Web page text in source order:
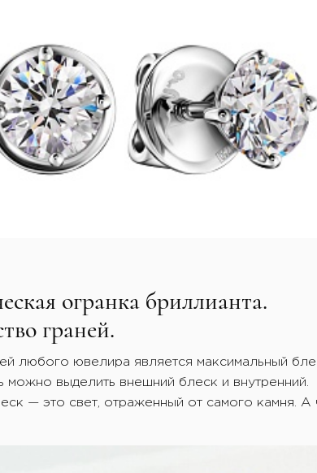
огранка бриллианта.
граней.
любого ювелира является максимальный
можно выделить внешний блеск и внутренний.
— это свет, отраженный от самого камня. А